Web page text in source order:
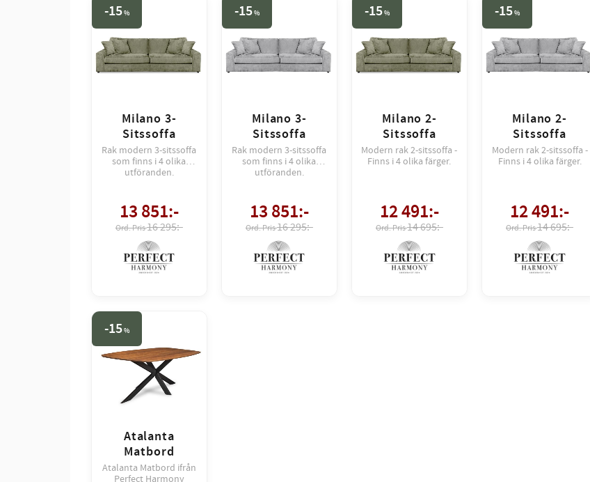
Milano 3-
Sitssoffa
Rak modern 3-sitssoffa
som finns i 4 olika
utföranden.
13 851:-
16 295:-
15%
Milano 3-
Sitssoffa
Rak modern 3-sitssoffa
som finns i 4 olika
utföranden.
13 851:-
16 295:-
15%
Milano 2-
Sitssoffa
Modern rak 2-sitssoffa -
Finns i 4 olika färger.
12 491:-
14 695:-
15%
Milano 2-
Sitssoffa
Modern rak 2-sitssoffa -
Finns i 4 olika färger.
12 491:-
14 695:-
15%
Atalanta
Matbord
Atalanta Matbord ifrån
Perfect Harmony
15%